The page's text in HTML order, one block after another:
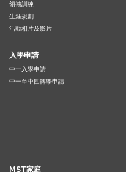
領袖訓練
生涯規劃
活動相片及影片
入學申請
中一入學申請
中一至中四轉學申請
MST家庭